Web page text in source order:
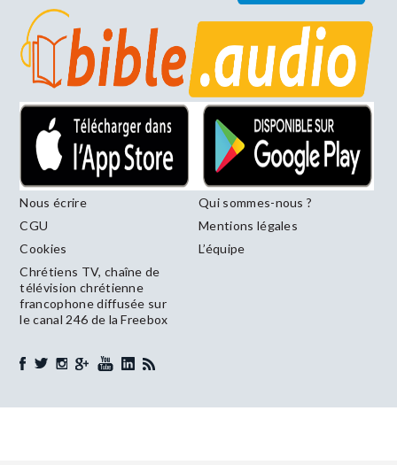
Nous écrire
Qui sommes-nous ?
CGU
Mentions légales
Cookies
L’équipe
Chrétiens TV, chaîne de
télévision chrétienne
francophone diffusée sur
le canal 246 de la Freebox